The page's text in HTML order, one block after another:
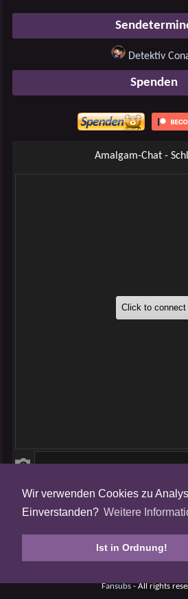
Wir verwenden Cookies zu
Einverstanden? Weitere
Ist in Ordnung!
Detektiv
Spenden
Amalgam-Chat -
Folge uns
Tweets by AmalgamFansubs
Fansubs- All rights